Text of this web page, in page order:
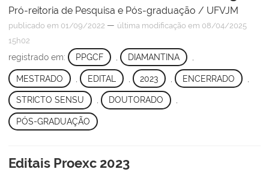
Pró-reitoria de Pesquisa e Pós-graduação / UFVJM
publicado em 01/09/2022 — última modificação em 08/04/2025
15h02
registrado em: PPGCF DIAMANTINA
MESTRADO EDITAL 2023 , ENCERRADO
STRICTO SENSU , DOUTORADO ,
PÓS-GRADUAÇÃO
Editais Proexc 2023